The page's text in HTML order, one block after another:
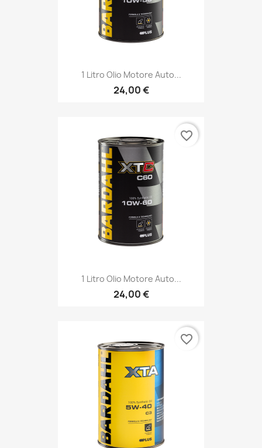
1 Litro Olio Motore Auto...
24,00 €
1 Litro Olio Motore Auto...
24,00 €
favorite_border
favorite_border